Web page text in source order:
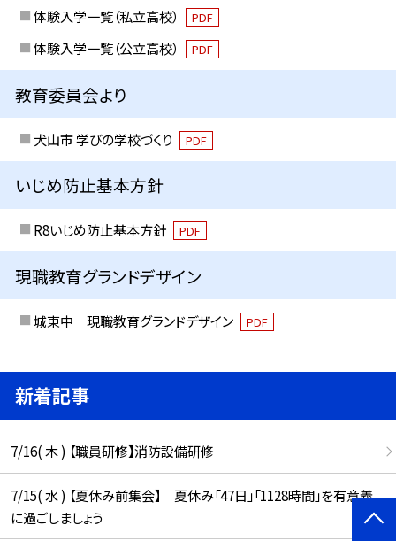
体験入学一覧（私立高校） PDF
体験入学一覧（公立高校） PDF
教育委員会より
犬山市 学びの学校づくり PDF
いじめ防止基本方針
R8いじめ防止基本方針 PDF
現職教育グランドデザイン
城東中 現職教育グランドデザイン PDF
新着記事
7/16( 木 ) 【職員研修】消防設備研修
7/15( 水 ) 【夏休み前集会】 夏休み「47日」「1128時間」を有意義
に過ごしましょう